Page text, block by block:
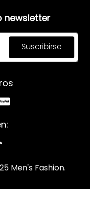
a 06:00pm
newsletter
Suscribirse
Men's Fashion.